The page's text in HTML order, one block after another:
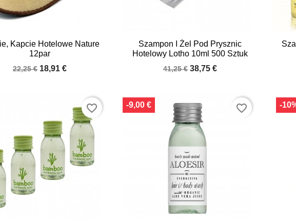
Kapcie Hotelowe Nature
12par
22,25 € 18,91 €
Quick view
Szampon I Żel Pod Prysznic
Hotelowy Lotho 10ml 500 Sztuk
41,25 € 38,75 €
Quick view
favorite_border -9,00 € favorite_border -